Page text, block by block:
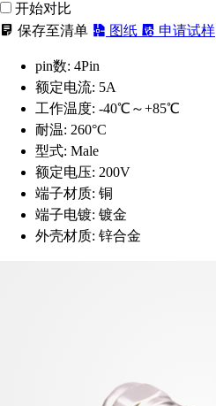
开始对比
保存至清单
图纸 申请试样
pin数: 4Pin
额定电流: 5A
工作温度: -40℃～+85℃
耐温: 260°C
型式: Male
额定电压: 200V
端子材质: 铜
端子电镀: 镀金
外壳材质: 锌合金